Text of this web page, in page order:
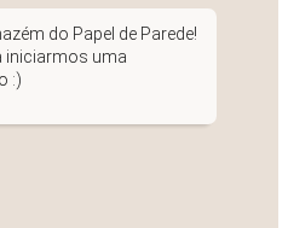
do Papel de Parede!
iniciarmos uma
:)